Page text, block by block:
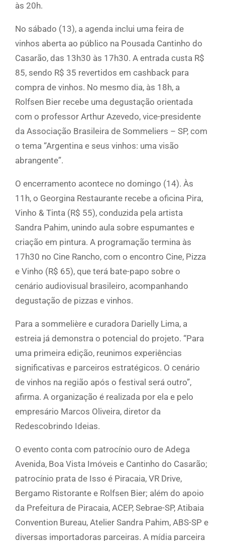
às 20h.
No sábado (13), a agenda inclui uma feira de
vinhos aberta ao público na Pousada Cantinho do
Casarão, das 13h30 às 17h30. A entrada custa R$
85, sendo R$ 35 revertidos em cashback para
compra de vinhos. No mesmo dia, às 18h, a
Rolfsen Bier recebe uma degustação orientada
com o professor Arthur Azevedo, vice-presidente
da Associação Brasileira de Sommeliers – SP, com
o tema “Argentina e seus vinhos: uma visão
abrangente”.
O encerramento acontece no domingo (14). Às
11h, o Georgina Restaurante recebe a oficina Pira,
Vinho & Tinta (R$ 55), conduzida pela artista
Sandra Pahim, unindo aula sobre espumantes e
criação em pintura. A programação termina às
17h30 no Cine Rancho, com o encontro Cine, Pizza
e Vinho (R$ 65), que terá bate-papo sobre o
cenário audiovisual brasileiro, acompanhando
degustação de pizzas e vinhos.
Para a sommelière e curadora Darielly Lima, a
estreia já demonstra o potencial do projeto. “Para
uma primeira edição, reunimos experiências
significativas e parceiros estratégicos. O cenário
de vinhos na região após o festival será outro”,
afirma. A organização é realizada por ela e pelo
empresário Marcos Oliveira, diretor da
Redescobrindo Ideias.
O evento conta com patrocínio ouro de Adega
Avenida, Boa Vista Imóveis e Cantinho do Casarão;
patrocínio prata de Isso é Piracaia, VR Drive,
Bergamo Ristorante e Rolfsen Bier; além do apoio
da Prefeitura de Piracaia, ACEP, Sebrae-SP, Atibaia
Convention Bureau, Atelier Sandra Pahim, ABS-SP e
diversas importadoras parceiras. A mídia parceira